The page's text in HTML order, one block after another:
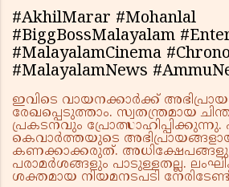
#AkhilMarar #Mohanlal
#BiggBossMalayalam
#MalayalamCinema
#MalayalamNews
ഇവിടെ വായനക്കാർക്ക്
രേഖപ്പെടുത്താം. സ്വതന്ത്രമായ
പ്രകടനവും
കെവാർത്തയുടെ
കണക്കാക്കരുത്. അധിക്ഷേപങ്ങളും
പരാമർശങ്ങളും പാടുള്ളതല്ല.
ശക്തമായ നിയമനടപടി